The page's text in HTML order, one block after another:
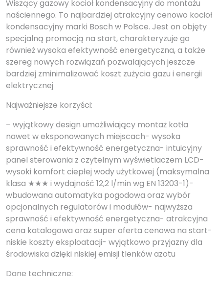
Wiszący gazowy kocioł kondensacyjny do montażu
naściennego. To najbardziej atrakcyjny cenowo kocioł
kondensacyjny marki Bosch w Polsce. Jest on objęty
specjalną promocją na start, charakteryzuje go
również wysoka efektywność energetyczna, a także
szereg nowych rozwiązań pozwalających jeszcze
bardziej zminimalizować koszt zużycia gazu i energii
elektrycznej
Najważniejsze korzyści:
– wyjątkowy design umożliwiający montaż kotła
nawet w eksponowanych miejscach- wysoka
sprawność i efektywność energetyczna- intuicyjny
panel sterowania z czytelnym wyświetlaczem LCD-
wysoki komfort ciepłej wody użytkowej (maksymalna
klasa ★★★ i wydajność 12,2 l/min wg EN 13203-1)-
wbudowana automatyka pogodowa oraz wybór
opcjonalnych regulatorów i modułów- najwyższa
sprawność i efektywność energetyczna- atrakcyjna
cena katalogowa oraz super oferta cenowa na start-
niskie koszty eksploatacji- wyjątkowo przyjazny dla
środowiska dzięki niskiej emisji tlenków azotu
Dane techniczne: